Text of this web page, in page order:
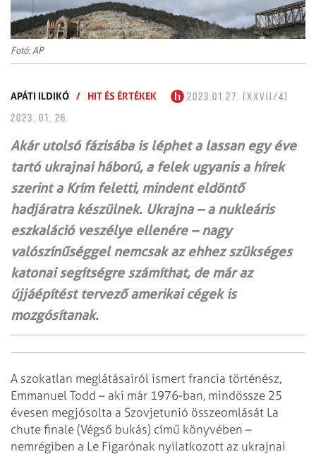
Fotó: AP
APÁTI ILDIKÓ / HIT ÉS ÉRTÉKEK
2023.01.27. (XXVII/4)
2023. 01. 26.
Akár utolsó fázisába is léphet a lassan egy éve
tartó ukrajnai háború, a felek ugyanis a hírek
szerint a Krím feletti, mindent eldöntő
hadjáratra készülnek. Ukrajna – a nukleáris
eszkaláció veszélye ellenére – nagy
valószínűséggel nemcsak az ehhez szükséges
katonai segítségre számít­hat, de már az
újjáépítést tervező amerikai cégek is
mozgósítanak.
A szokatlan meglátásairól ismert francia történész,
Emmanuel Todd – aki már 1976-ban, mindössze 25
évesen megjósolta a Szovjetunió összeomlását La
chute finale (Végső bukás) című könyvében –
nemrégiben a Le Figarónak nyilatkozott az ukrajnai